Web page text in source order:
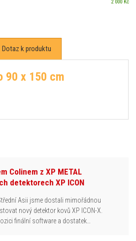
2 000 Kč
Dotaz k produktu
90 x 150 cm
Colinem z XP METAL
detektorech XP ICON
Asii jsme dostali mimořádnou
nový detektor kovů XP ICON-X.
finální software a dostatek…